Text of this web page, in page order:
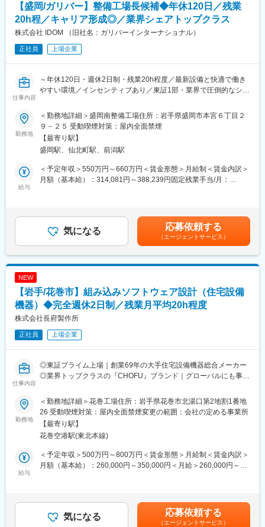
す。
■事業の特徴：
ルブなど普段目にすることのないところで活躍している製品を手
掛けています。
変更の範囲：当社業務全般
また、週休2日制で年間休日123日、ワークライフバランスを保ち
ながら働ける環境が整っています。
■目指せるキャリア：
定期的なキャリアヒアリングを通じて、自身のキャリア形成や能
■組織体制：
ラザーやシスターがつき、安心して業務をスタートすることがで
きます。
少人数のチームで密なコミュニケーションを取りながら、チーム
ワークを重視しています。
■当社について：
安全自動車株式会社は、自動車社会の安全を陰ながら支える自動
特に、車両の安全性を向上させるための新技術開発が進行中であ
り、ユーザーからは「信頼性が高い」と評されています。
中長期計画として、さらなる技術革新と市場拡大を目指し、安全
最新の開発技術ニュースとして、自動運転技術の向上や環境に配
ます。
変更の範囲：会社の定める業務
【盛岡/ガリバー】整備工場長候補◆年休120日／残業
20h程／キャリア形成◎／業界シェアトップクラス
株式会社 IDOM （旧社名：ガリバーインターナショナル）
正社員 上場企業
仕事内容
～年休120日・週休2日制・残業20h程度／最新設備と快適で働き
やすい環境／インセンティブあり／東証1部・業界で圧倒的なシェ
全国にあるIDOMの運営する整備工場で、『工場長候補』として整
備業務をお任せします！
まずは既存工場で業務内容を理解し必要な経験を積んでいただき
ます。
その後新規工場の立ち上げ等に際して工場長としてご活躍いただ
く予定です。
（1）まずは整備士として
お客様にご購入いただいた納車前のお車やご購入後の車のオイル
・整備工場長（営業店舗併設での工場責任者）としてご活躍頂き
ます。
・複数の統括拠点をマネジメントするスーパーバイザー/マネージ
ャーなどのポストもございます。
・人材育成
・工場責任者として工場内外、社内外の折衝
【IDOMならではのポイント！】
（1）対応車種の広さ
業界トップクラスの実績で全国から車が集まるため、バイクと大
型車以外の車種は全て対応可能性があります。
（2）最新設備と快適な作業環境
全工場に冷暖房やスポットクーラーを完備し、作業スペースも車
勤務地
＜勤務地詳細＞盛岡南整備工場住所：岩手県盛岡市本宮６丁目２
９－２５ 受動喫煙対策：屋内全面禁煙
【最寄り駅】
盛岡駅、仙北町駅、前潟駅
給与
＜予定年収＞550万円～660万円＜賃金形態＞月給制＜賃金内訳＞
月額（基本給）：314,081円～388,239円固定残業手当/月：
査定年1回賞与年2回（2024年支給実績３ヶ月分）インセンティブ
年2回（最大30万円／回）平均50,000～70,000円賃金はあくまで
も目安の金額であり、選考を通じて上下する可能性があります。
月給(月額)は固定手当を含めた表記です。
気になる 応募依頼する
（エージェントサービス）
NEW
【岩手/花巻市】組み込みソフトウェア設計（住宅設備
機器）◆完全週休2日制／残業月平均20h程度
株式会社長府製作所
正社員 上場企業
仕事内容
◎東証プライム上場｜創業69年の大手住宅設備機器総合メーカー
◎業界トップクラスの『CHOFU』ブランド｜グローバルにも事業
◎充実の福利厚生｜賞与5.78カ月支給｜社員の定着率90％以上
■職務内容：
住宅設備機器の組み込みソフトウェア設計及び開発業務を担当し
ます。
製品の試作及び性能試験を含めご対応いただきます。
【製品例】
・空調機器：ヒートポンプ式熱源機/FF式温風暖房機/温水暖房シス
テム/石油ストーブ
・システム機器：システムバス/人工大理石浴槽/システムキッチン
勤務地
＜勤務地詳細＞花巻工場住所：岩手県花巻市北湯口第2地割1番地
26 受動喫煙対策：屋内全面禁煙変更の範囲：会社の定める事業所
【最寄り駅】
花巻空港駅(東北本線)
給与
＜予定年収＞500万円～800万円＜賃金形態＞月給制＜賃金内訳＞
月額（基本給）：260,000円～350,000円＜月給＞260,000円～
■35歳：年収570万円（月給32万円＋各種手当＋賞与2回）賃金は
あくまでも目安の金額であり、選考を通じて上下する可能性があ
気になる 応募依頼する
（エージェントサービス）